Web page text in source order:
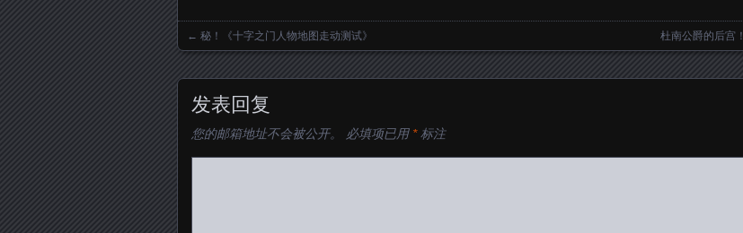
Posts navigation
← 秘！《十字之门人物地图走动测试》 杜南公爵的后宫！
发表回复
您的邮箱地址不会被公开。 必填项已用 *标注